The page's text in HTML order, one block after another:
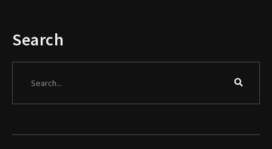
Search